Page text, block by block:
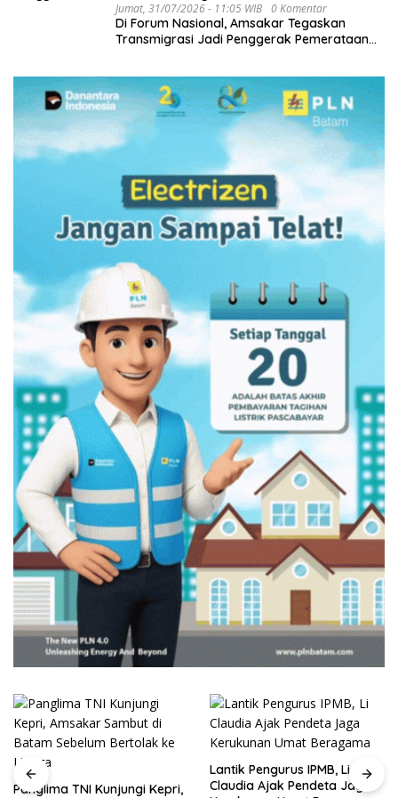
Jumat, 31/07/2026 - 11:05 WIB 0 Komentar
Di Forum Nasional, Amsakar Tegaskan
Transmigrasi Jadi Penggerak Pemerataan
Lantik Pengurus IPMB, Li
Claudia Ajak Pendeta Jaga